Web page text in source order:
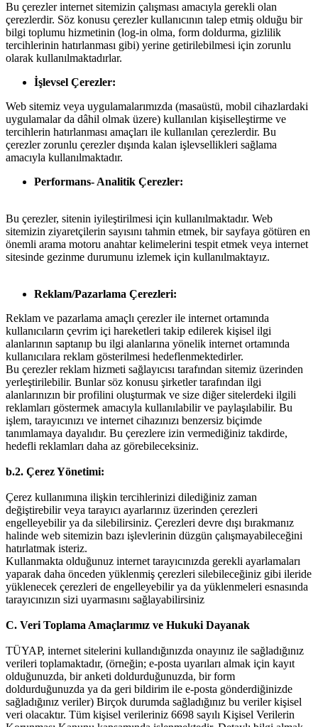
Bu çerezler internet sitemizin çalışması amacıyla gerekli olan
çerezlerdir. Söz konusu çerezler kullanıcının talep etmiş olduğu bir
bilgi toplumu hizmetinin (log-in olma, form doldurma, gizlilik
tercihlerinin hatırlanması gibi) yerine getirilebilmesi için zorunlu
olarak kullanılmaktadırlar.
İşlevsel Çerezler:
Web sitemiz veya uygulamalarımızda (masaüstü, mobil cihazlardaki
uygulamalar da dâhil olmak üzere) kullanılan kişiselleştirme ve
tercihlerin hatırlanması amaçları ile kullanılan çerezlerdir. Bu
çerezler zorunlu çerezler dışında kalan işlevsellikleri sağlama
amacıyla kullanılmaktadır.
Performans- Analitik Çerezler:
Bu çerezler, sitenin iyileştirilmesi için kullanılmaktadır. Web
sitemizin ziyaretçilerin sayısını tahmin etmek, bir sayfaya götüren en
önemli arama motoru anahtar kelimelerini tespit etmek veya internet
sitesinde gezinme durumunu izlemek için kullanılmaktayız.
Reklam/Pazarlama Çerezleri:
Reklam ve pazarlama amaçlı çerezler ile internet ortamında
kullanıcıların çevrim içi hareketleri takip edilerek kişisel ilgi
alanlarının saptanıp bu ilgi alanlarına yönelik internet ortamında
kullanıcılara reklam gösterilmesi hedeflenmektedirler.
Bu çerezler reklam hizmeti sağlayıcısı tarafından sitemiz üzerinden
yerleştirilebilir. Bunlar söz konusu şirketler tarafından ilgi
alanlarınızın bir profilini oluşturmak ve size diğer sitelerdeki ilgili
reklamları göstermek amacıyla kullanılabilir ve paylaşılabilir. Bu
işlem, tarayıcınızı ve internet cihazınızı benzersiz biçimde
tanımlamaya dayalıdır. Bu çerezlere izin vermediğiniz takdirde,
hedefli reklamları daha az görebileceksiniz.
b.2. Çerez Yönetimi:
Çerez kullanımına ilişkin tercihlerinizi dilediğiniz zaman
değiştirebilir veya tarayıcı ayarlarınız üzerinden çerezleri
engelleyebilir ya da silebilirsiniz. Çerezleri devre dışı bırakmanız
halinde web sitemizin bazı işlevlerinin düzgün çalışmayabileceğini
hatırlatmak isteriz.
Kullanmakta olduğunuz internet tarayıcınızda gerekli ayarlamaları
yaparak daha önceden yüklenmiş çerezleri silebileceğiniz gibi ileride
yüklenecek çerezleri de engelleyebilir ya da yüklenmeleri esnasında
tarayıcınızın sizi uyarmasını sağlayabilirsiniz
C. Veri Toplama Amaçlarımız ve Hukuki Dayanak
TÜYAP, internet sitelerini kullandığınızda onayınız ile sağladığınız
verileri toplamaktadır, (örneğin; e-posta uyarıları almak için kayıt
olduğunuzda, bir anketi doldurduğunuzda, bir form
doldurduğunuzda ya da geri bildirim ile e-posta gönderdiğinizde
sağladığınız veriler) Birçok durumda sağladığınız bu veriler kişisel
veri olacaktır. Tüm kişisel verileriniz 6698 sayılı Kişisel Verilerin